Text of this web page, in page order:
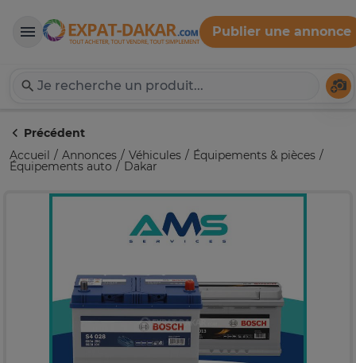
Expat-Dakar
Publier une annonce
Précédent
Accueil
Annonces Véhicules Équipements & pièces
Équipements auto Dakar